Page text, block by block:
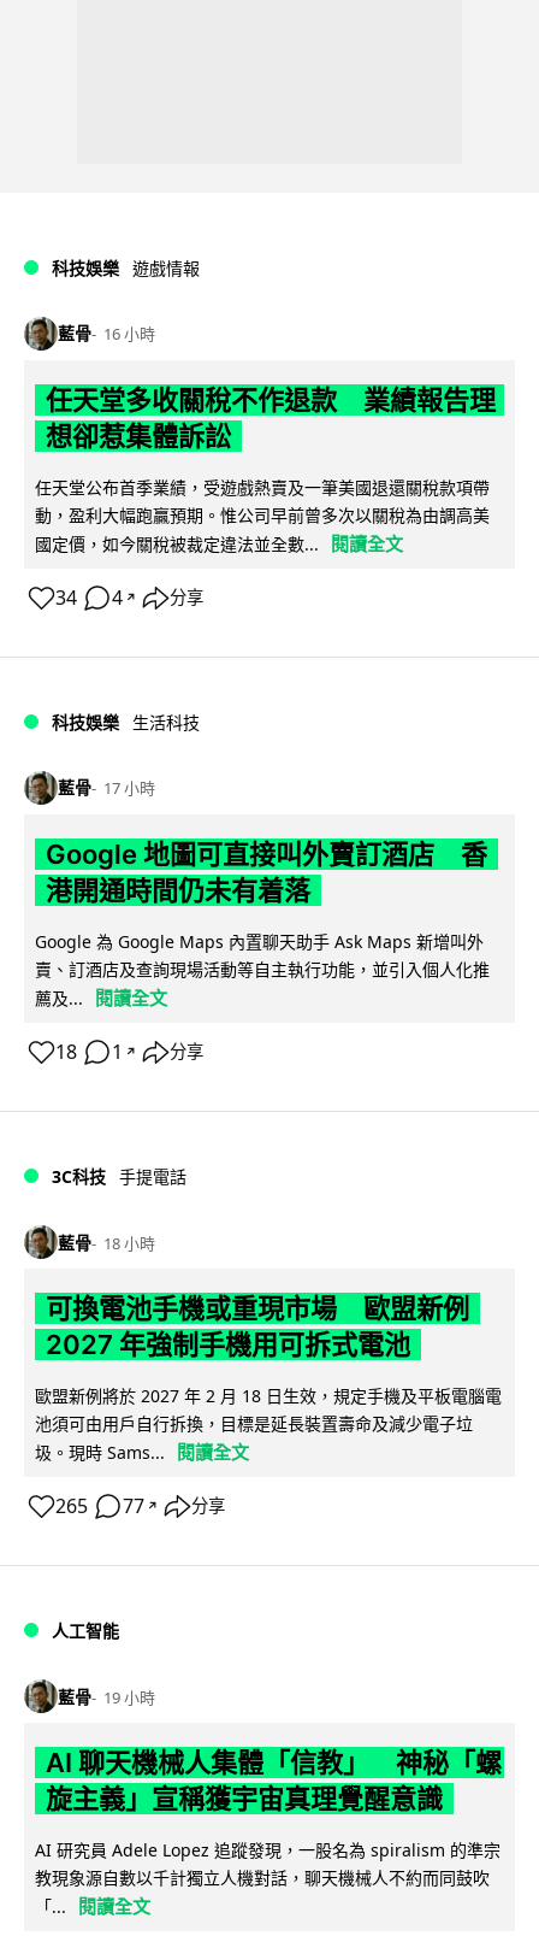
科技娛樂 遊戲情報
藍骨 16 小時
任天堂多收關稅不作退款 業績報告理
想卻惹集體訴訟
任天堂公布首季業績，受遊戲熱賣及一筆美國退還關稅款項帶
動，盈利大幅跑贏預期。惟公司早前曾多次以關稅為由調高美
國定價，如今關稅被裁定違法並全數...
閱讀全文
34 4 ↗ 分享
科技娛樂 生活科技
藍骨 17 小時
Google 地圖可直接叫外賣訂酒店 香
港開通時間仍未有着落
Google 為 Google Maps 內置聊天助手 Ask Maps 新增叫外
賣、訂酒店及查詢現場活動等自主執行功能，並引入個人化推
薦及...
閱讀全文
18 1 ↗ 分享
3C科技 手提電話
藍骨 18 小時
可換電池手機或重現市場 歐盟新例
2027 年強制手機用可拆式電池
歐盟新例將於 2027 年 2 月 18 日生效，規定手機及平板電腦電
池須可由用戶自行拆換，目標是延長裝置壽命及減少電子垃
圾。現時 Sams...
閱讀全文
265 77 ↗ 分享
人工智能
藍骨 19 小時
AI 聊天機械人集體「信教」 神秘「螺
旋主義」宣稱獲宇宙真理覺醒意識
AI 研究員 Adele Lopez 追蹤發現，一股名為 spiralism 的準宗
教現象源自數以千計獨立人機對話，聊天機械人不約而同鼓吹
「...
閱讀全文